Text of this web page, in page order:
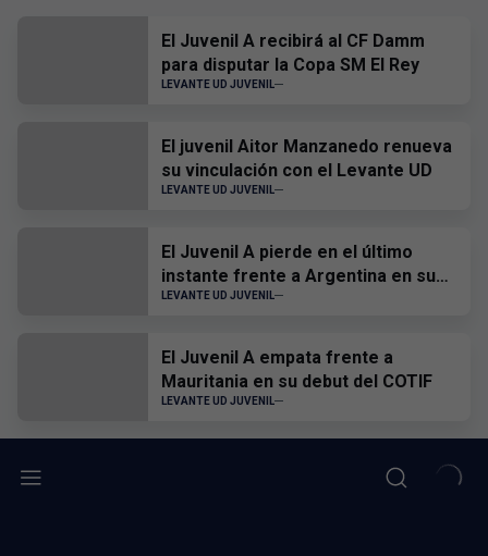
El Juvenil A recibirá al CF Damm
para disputar la Copa SM El Rey
LEVANTE UD JUVENIL
El juvenil Aitor Manzanedo renueva
su vinculación con el Levante UD
LEVANTE UD JUVENIL
El Juvenil A pierde en el último
instante frente a Argentina en su
segundo partido del COTIF
LEVANTE UD JUVENIL
El Juvenil A empata frente a
Mauritania en su debut del COTIF
LEVANTE UD JUVENIL